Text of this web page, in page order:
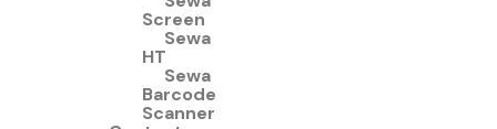
Screen
Sewa
HT
Sewa
Barcode
Scanner